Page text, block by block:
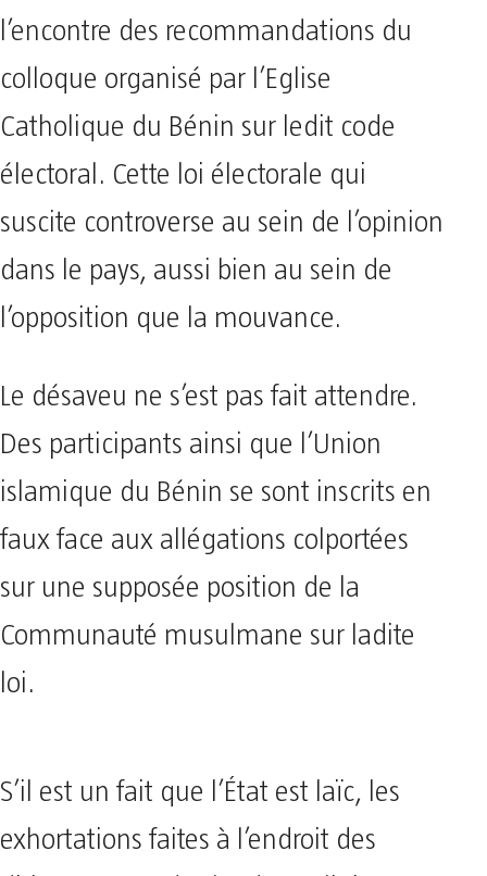
l’encontre des recommandations du
colloque organisé par l’Eglise
Catholique du Bénin sur ledit code
électoral. Cette loi électorale qui
suscite controverse au sein de l’opinion
dans le pays, aussi bien au sein de
l’opposition que la mouvance.
Le désaveu ne s’est pas fait attendre.
Des participants ainsi que l’Union
islamique du Bénin se sont inscrits en
faux face aux allégations colportées
sur une supposée position de la
Communauté musulmane sur ladite
loi.
S’il est un fait que l’État est laïc, les
exhortations faites à l’endroit des